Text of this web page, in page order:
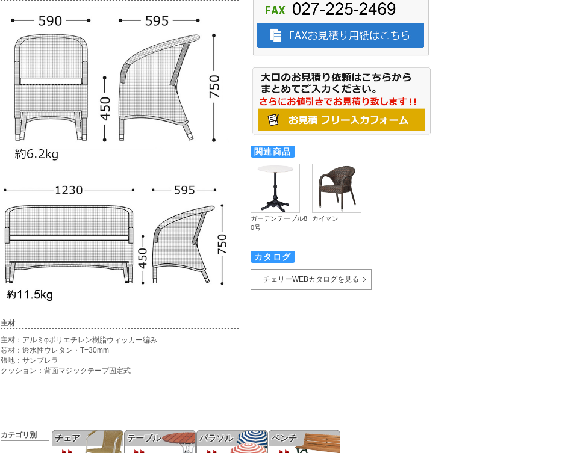
主材
主材：アルミφポリエチレン樹脂ウィッカー編み
芯材：透水性ウレタン・T=30mm
張地：サンブレラ
クッション：背面マジックテープ固定式
関連商品
ガーデンテーブル8
0号
カイマン
カタログ
チェリーWEBカタログを見る
カテゴリ別 チェア テーブル パラソル ベンチ